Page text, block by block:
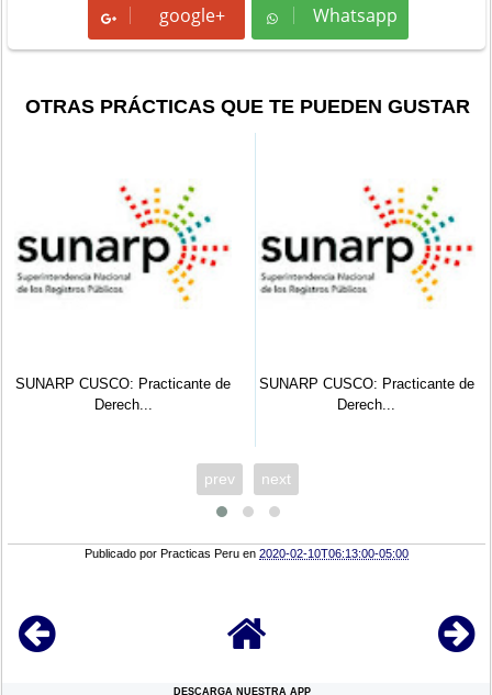
google+ Whatsapp
Whatsapp
OTRAS PRÁCTICAS QUE TE PUEDEN GUSTAR
de
SUNARP CUSCO: Practicante de
Derech...
UGEL 02: Practicante de
( 1...
prev next
Publicado por Practicas Peru en2020-02-10T06:13:00-05:00
DESCARGA NUESTRA APP